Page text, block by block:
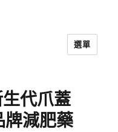
選單
代爪蓋
減肥藥